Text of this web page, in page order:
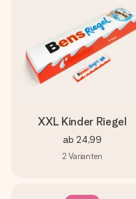
XXL Kinder Riegel
ab 24,99
2 Varianten